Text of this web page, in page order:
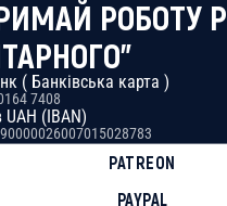
РОБОТУ
( Банківська карта )
7408
UAH (IBAN)
PATREON
PAYPAL